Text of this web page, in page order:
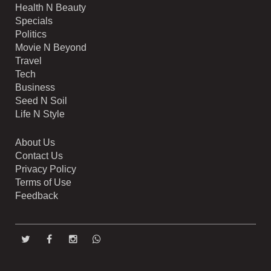
Health N Beauty
Specials
Politics
Movie N Beyond
Travel
Tech
Business
Seed N Soil
Life N Style
About Us
Contact Us
Privacy Policy
Terms of Use
Feedback